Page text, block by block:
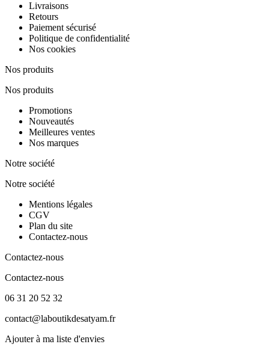
Livraisons
Retours
Paiement sécurisé
Politique de confidentialité
Nos cookies
Nos produits
Nos produits
Promotions
Nouveautés
Meilleures ventes
Nos marques
Notre société
Notre société
Mentions légales
CGV
Plan du site
Contactez-nous
Contactez-nous
Contactez-nous
06 31 20 52 32
contact@laboutikdesatyam.fr
Ajouter à ma liste d'envies